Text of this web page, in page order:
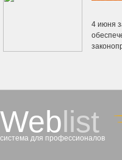
4 июня
Weblist
система для профессионалов